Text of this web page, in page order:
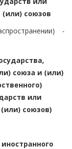
союзов
-
союза и (или)
или
союзов)